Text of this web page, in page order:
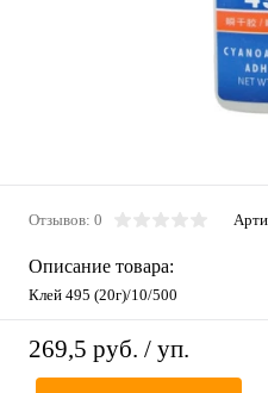
Отзывов: 0
Описание товара:
Клей 495 (20г)/10/500
269,5 руб. / уп.